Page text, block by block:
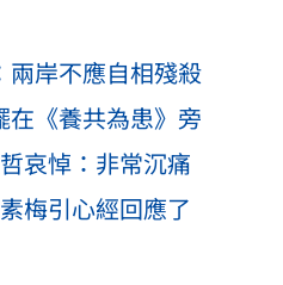
兩岸不應自相殘殺
在《養共為患》旁
哀悼：非常沉痛
梅引心經回應了